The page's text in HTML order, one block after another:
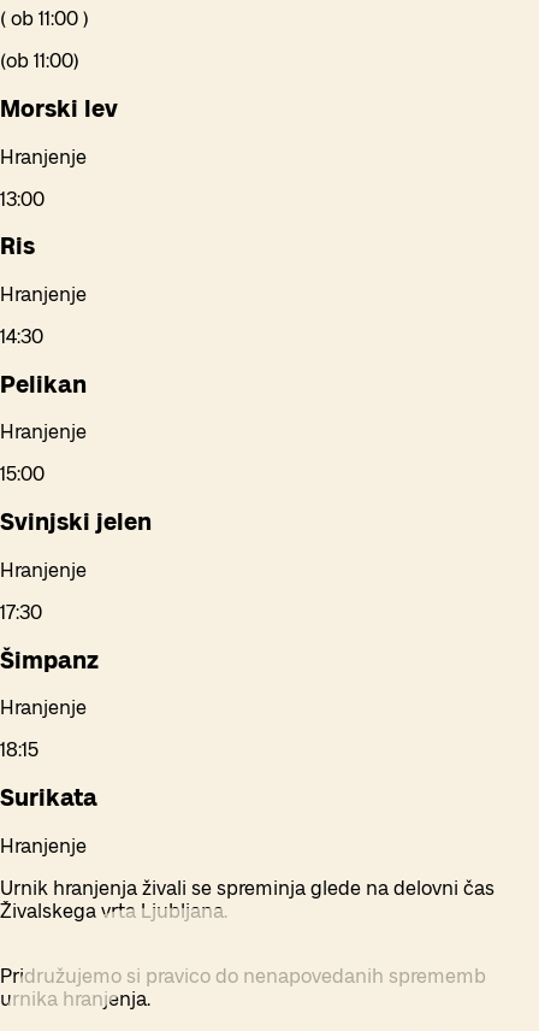
( ob 11:00 )
(ob 11:00)
Morski lev
Hranjenje
13:00
Ris
Hranjenje
14:30
Pelikan
Hranjenje
15:00
Svinjski jelen
Hranjenje
17:30
Šimpanz
Hranjenje
18:15
Surikata
Hranjenje
Urnik hranjenja živali se spreminja glede na delovni čas
Živalskega vrta Ljubljana.
Pridružujemo si pravico do nenapovedanih sprememb
urnika hranjenja.